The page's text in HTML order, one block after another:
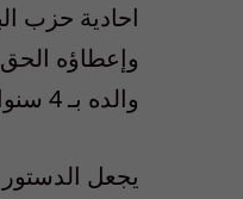
احادية حزب
والده بـ 4 سنوات.
يجعل